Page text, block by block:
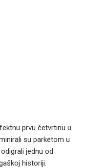
prvu četvrtinu u
su parketom u
jednu od
historiji.